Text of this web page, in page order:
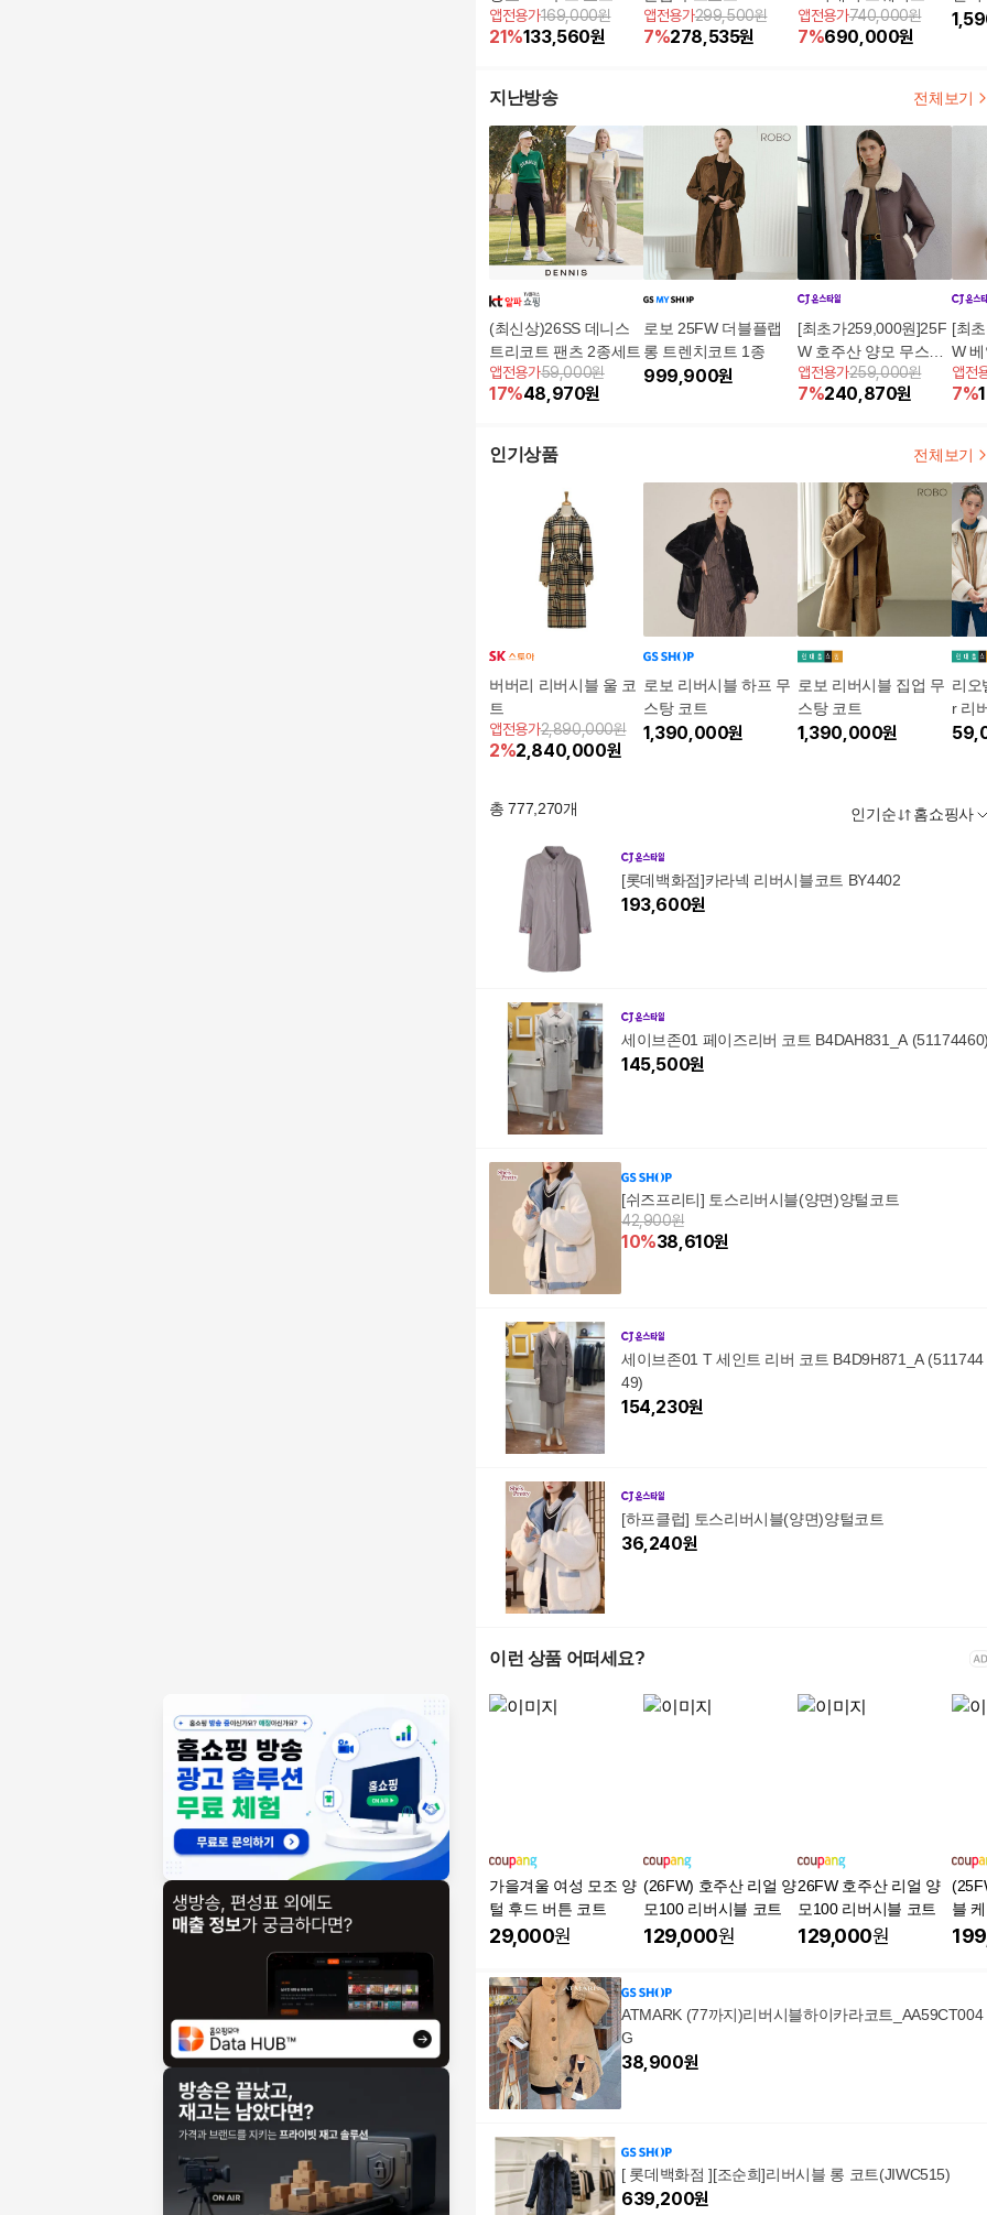
앱전용가169,000원
21%133,560원
앱전용가299,500원
7%278,535원
블플랩 롱 트렌치코트
앱전용가740,000원
7%690,000원
지난방송 전체보기
(최신상)26SS 데니스
트리코트 팬츠 2종세트
앱전용가59,000원
17%48,970원
로보 25FW 더블플랩
롱 트렌치코트 1종
999,900원
[최초가259,000원]25F
W 호주산 양모 무스탕
롱코트
앱전용가259,000원
7%240,870원
[최
W
코트
앱전
7%
인기상품 전체보기
버버리 리버시블 울 코
트
앱전용가2,890,000원
2%2,840,000원
로보 리버시블 하프 무
스탕 코트
1,390,000원
로보 리버시블 집업 무
스탕 코트
1,390,000원
리오
r 리
총777,270개 인기순 홈쇼핑사
[롯데백화점]카라넥 리버시블코트 BY4402
193,600원
세이브존01 페이즈리버 코트 B4DAH831_A
145,500원
[쉬즈프리티] 토스리버시블(양면)양털코트
42,900원
10%38,610원
세이브존01 T 세인트 리버 코트 B4D9H871_A (511744
49)
154,230원
[하프클럽] 토스리버시블(양면)양털코트
36,240원
이런 상품 어떠세요?
가을겨울 여성 모조 양
털 후드 버튼 코트
29,000원
(26FW) 호주산 리얼 양
모100 리버시블 코트
129,000원
26FW 호주산 리얼 양
모100 리버시블 코트
129,000원
블
ATMARK (77까지)리버시블하이카라코트_AA59CT004
G
38,900원
[ 롯데백화점 ][조순희]리버시블 롱 코트(JIWC515)
639,200원